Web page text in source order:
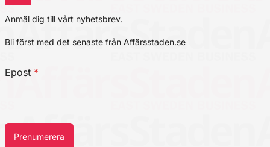
Anmäl dig till vårt nyhetsbrev.
Bli först med det senaste från Affärsstaden.se
Epost *
Prenumerera